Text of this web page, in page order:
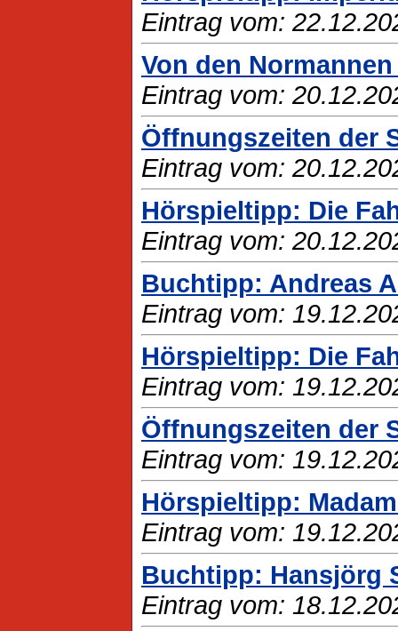
Eintrag vom:
Von den
Eintrag vom:
Öffnungszeiten der
Eintrag vom:
Hörspieltipp: Die
Eintrag vom:
Buchtipp: Andreas
Eintrag vom:
Hörspieltipp: Die
Eintrag vom:
Öffnungszeiten der
Eintrag vom:
Hörspieltipp:
Eintrag vom:
Buchtipp: Hansjörg
Eintrag vom: